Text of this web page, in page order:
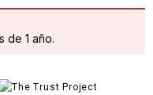
de 1 año.